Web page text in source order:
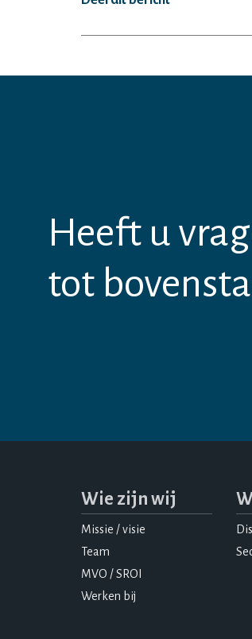
Heeft u
tot
Wie zijn wij
Missie / visie
Team
MVO / SROI
Werken bij